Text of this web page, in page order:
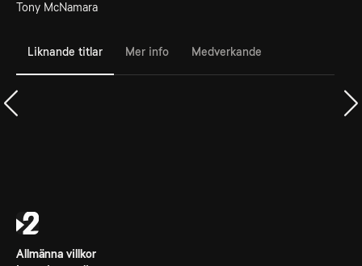
Tony McNamara
Liknande titlar Mer info Medverkande
Allmänna villkor